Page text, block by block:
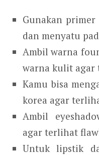
Gunakan
dan menyatu
Ambil warna
warna kulit agar
Kamu bisa
korea agar
Ambil
agar terlihat
Untuk lipstik